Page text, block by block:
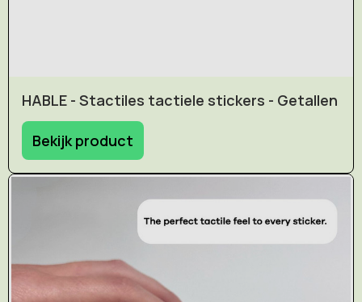
HABLE - Stactiles tactiele stickers - Getallen
Bekijk product